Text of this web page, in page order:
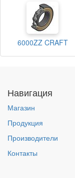
6000ZZ CRAFT
Навигация
Магазин
Продукция
Производители
Контакты